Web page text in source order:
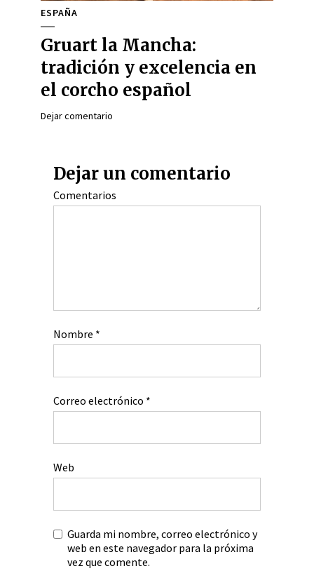
ESPAÑA
Gruart la Mancha:
tradición y excelencia en
el corcho español
Dejar comentario
Dejar un comentario
Comentarios
Nombre *
Correo electrónico *
Web
Guarda mi nombre, correo electrónico y
web en este navegador para la próxima
vez que comente.